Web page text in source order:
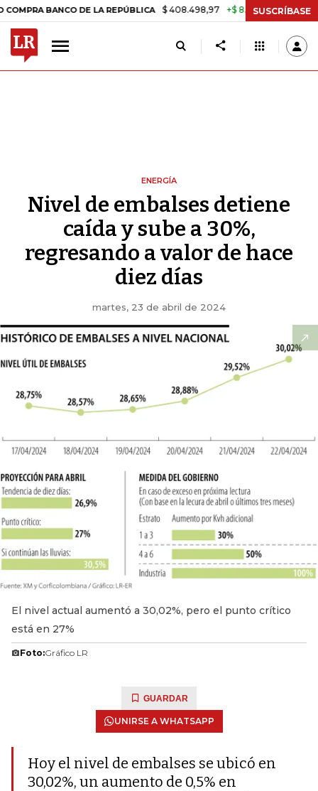
BANCO DE LA REPÚBLICA $ 408.498,97 +$ 8.753,81 +2,19%
SUSCRÍBASE
ENERGÍA
Nivel de embalses detiene
caída y sube a 30%,
regresando a valor de hace
diez días
martes, 23 de abril de 2024
El nivel actual aumentó a 30,02%, pero el punto crítico
está en 27%
Foto:Gráfico LR
GUARDAR
UNIRSE A WHATSAPP
Hoy el nivel de embalses se ubicó en
30,02%, un aumento de 0,5% en